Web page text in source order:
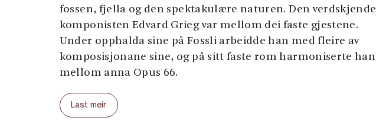
fossen, fjella og den spektakulære naturen. Den verdskjende
komponisten Edvard Grieg var mellom dei faste gjestene.
Under opphalda sine på Fossli arbeidde han med fleire av
komposisjonane sine, og på sitt faste rom harmoniserte han
mellom anna Opus 66.
Hotellet har 21 rom, alle med eige bad, og tilbyr ei hyggeleg
og autentisk overnatting i historiske omgjevnader. På
Last meir